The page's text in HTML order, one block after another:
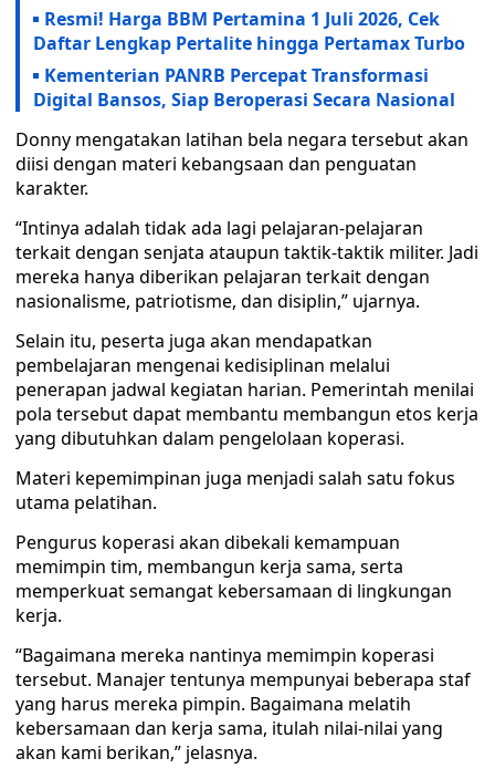
Resmi! Harga BBM Pertamina 1 Juli 2026, Cek
Daftar Lengkap Pertalite hingga Pertamax Turbo
Kementerian PANRB Percepat Transformasi
Digital Bansos, Siap Beroperasi Secara Nasional
Donny mengatakan latihan bela negara tersebut akan
diisi dengan materi kebangsaan dan penguatan
karakter.
“Intinya adalah tidak ada lagi pelajaran-pelajaran
terkait dengan senjata ataupun taktik-taktik militer. Jadi
mereka hanya diberikan pelajaran terkait dengan
nasionalisme, patriotisme, dan disiplin,” ujarnya.
Selain itu, peserta juga akan mendapatkan
pembelajaran mengenai kedisiplinan melalui
penerapan jadwal kegiatan harian. Pemerintah menilai
pola tersebut dapat membantu membangun etos kerja
yang dibutuhkan dalam pengelolaan koperasi.
Materi kepemimpinan juga menjadi salah satu fokus
utama pelatihan.
Pengurus koperasi akan dibekali kemampuan
memimpin tim, membangun kerja sama, serta
memperkuat semangat kebersamaan di lingkungan
kerja.
“Bagaimana mereka nantinya memimpin koperasi
tersebut. Manajer tentunya mempunyai beberapa staf
yang harus mereka pimpin. Bagaimana melatih
kebersamaan dan kerja sama, itulah nilai-nilai yang
akan kami berikan,” jelasnya.